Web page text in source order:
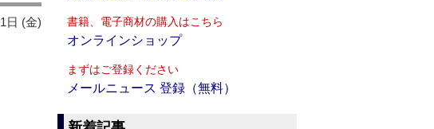
日 (金) 書籍、電子商材の購入はこちら
オンラインショップ
まずはご登録ください
メールニュース 登録（無料）